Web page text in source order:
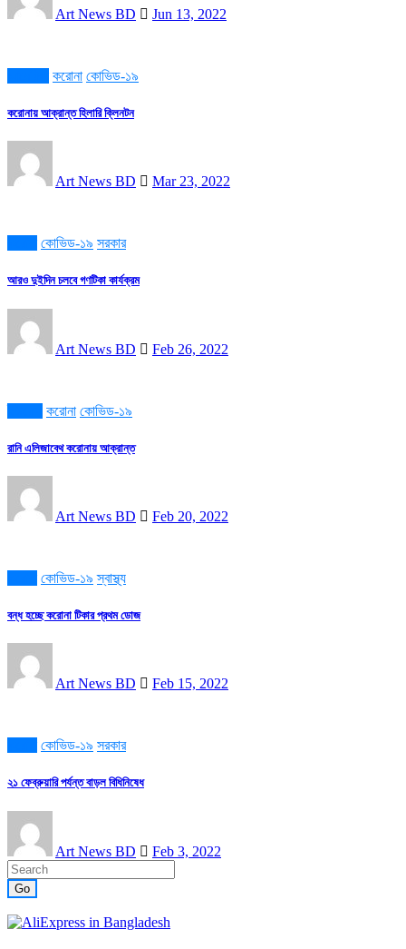
Art News BD Jun 13, 2022
করোনা কোভিড-১৯
করোনায় আক্রান্ত হিলারি ক্লিনটন
Art News BD Mar 23, 2022
কোভিড-১৯ সরকার
আরও দুইদিন চলবে গণটিকা কার্যক্রম
Art News BD Feb 26, 2022
করোনা কোভিড-১৯
রানি এলিজাবেথ করোনায় আক্রান্ত
Art News BD Feb 20, 2022
কোভিড-১৯ স্বাস্থ্য
বন্ধ হচ্ছে করোনা টিকার প্রথম ডোজ
Art News BD Feb 15, 2022
কোভিড-১৯ সরকার
২১ ফেব্রুয়ারি পর্যন্ত বাড়ল বিধিনিষেধ
Art News BD Feb 3, 2022
Go